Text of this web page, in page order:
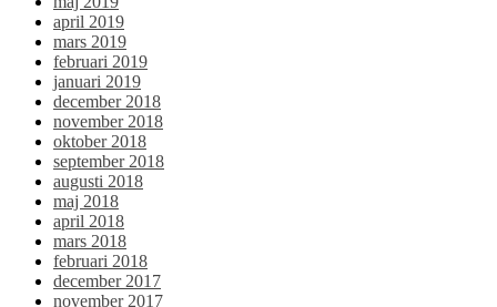
april 2019
mars 2019
februari 2019
januari 2019
december 2018
november 2018
oktober 2018
september 2018
augusti 2018
maj 2018
april 2018
mars 2018
februari 2018
december 2017
november 2017